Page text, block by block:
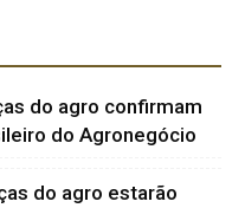
do agro confirmam
do Agronegócio
do agro estarão